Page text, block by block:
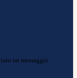
un messaggio